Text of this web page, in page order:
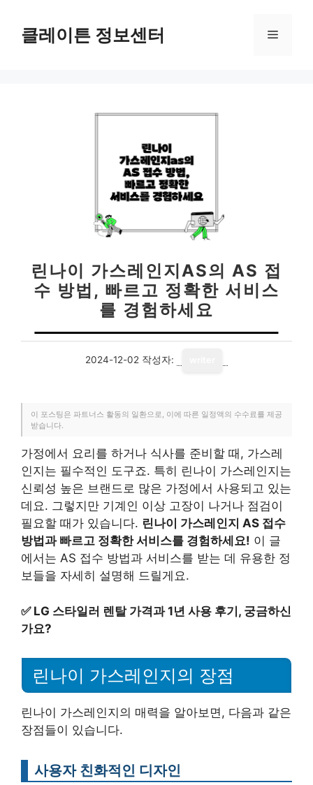
클레이튼 정보센터 메
린나이 가스레인지AS의 AS 접
수 방법, 빠르고 정확한 서비스
를 경험하세요
2024-12-02 작성자:
이 포스팅은 파트너스 활동의 일환으로, 이에 따른 일정액의 수수료를 제공
받습니다.
가정에서 요리를 하거나 식사를 준비할 때, 가스레
인지는 필수적인 도구죠. 특히 린나이 가스레인지는
신뢰성 높은 브랜드로 많은 가정에서 사용되고 있는
데요. 그렇지만 기계인 이상 고장이 나거나 점검이
필요할 때가 있습니다. 린나이 가스레인지 AS 접수
방법과 빠르고 정확한 서비스를 경험하세요! 이 글
에서는 AS 접수 방법과 서비스를 받는 데 유용한 정
보들을 자세히 설명해 드릴게요.
✅ LG 스타일러 렌탈 가격과 1년 사용 후기, 궁금하신
가요?
린나이 가스레인지의 장점
린나이 가스레인지의 매력을 알아보면, 다음과 같은
장점들이 있습니다.
사용자 친화적인 디자인